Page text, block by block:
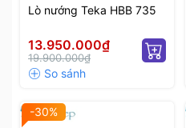
Lò nướng Teka HBB 735
13.950.000₫
19.900.000₫
-30%